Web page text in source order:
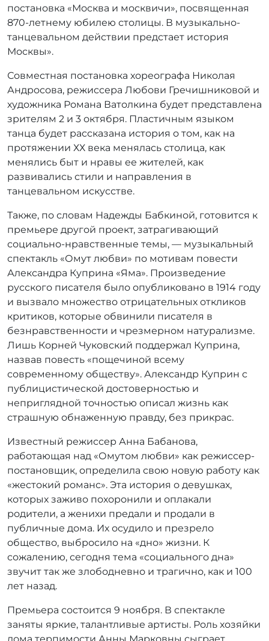
постановка «Москва и москвичи», посвященная
870-летнему юбилею столицы. В музыкально-
танцевальном действии предстает история
Москвы».
Совместная постановка хореографа Николая
Андросова, режиссера Любови Гречишниковой и
художника Романа Ватолкина будет представлена
зрителям 2 и 3 октября. Пластичным языком
танца будет рассказана история о том, как на
протяжении ХХ века менялась столица, как
менялись быт и нравы ее жителей, как
развивались стили и направления в
танцевальном искусстве.
Также, по словам Надежды Бабкиной, готовится к
премьере другой проект, затрагивающий
социально-нравственные темы, — музыкальный
спектакль «Омут любви» по мотивам повести
Александра Куприна «Яма». Произведение
русского писателя было опубликовано в 1914 году
и вызвало множество отрицательных откликов
критиков, которые обвинили писателя в
безнравственности и чрезмерном натурализме.
Лишь Корней Чуковский поддержал Куприна,
назвав повесть «пощечиной всему
современному обществу». Александр Куприн с
публицистической достоверностью и
неприглядной точностью описал жизнь как
страшную обнаженную правду, без прикрас.
Известный режиссер Анна Бабанова,
работающая над «Омутом любви» как режиссер-
постановщик, определила свою новую работу как
«жестокий романс». Эта история о девушках,
которых заживо похоронили и оплакали
родители, а женихи предали и продали в
публичные дома. Их осудило и презрело
общество, выбросило на «дно» жизни. К
сожалению, сегодня тема «социального дна»
звучит так же злободневно и трагично, как и 100
лет назад.
Премьера состоится 9 ноября. В спектакле
заняты яркие, талантливые артисты. Роль хозяйки